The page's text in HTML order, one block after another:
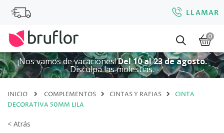
LLAMAR
0
¡Nos vamos de vacaciones!Del 10 al 23 de agosto.
Disculpa las molestias.
INICIO COMPLEMENTOS CINTAS Y RAFIAS
CINTA
DECORATIVA 50MM LILA
< Atrás